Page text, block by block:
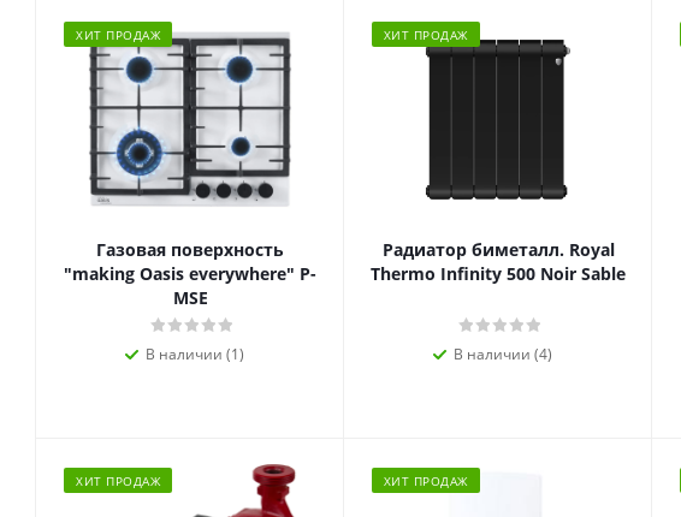
ХИТ ПРОДАЖ
Газовая поверхность
"making Oasis everywhere" P-
MSE
В наличии (1)
ХИТ ПРОДАЖ
Радиатор биметалл. Royal
Thermo Infinity 500 Noir Sable
В наличии (4)
ХИТ ПРОДАЖ ХИТ ПРОДАЖ